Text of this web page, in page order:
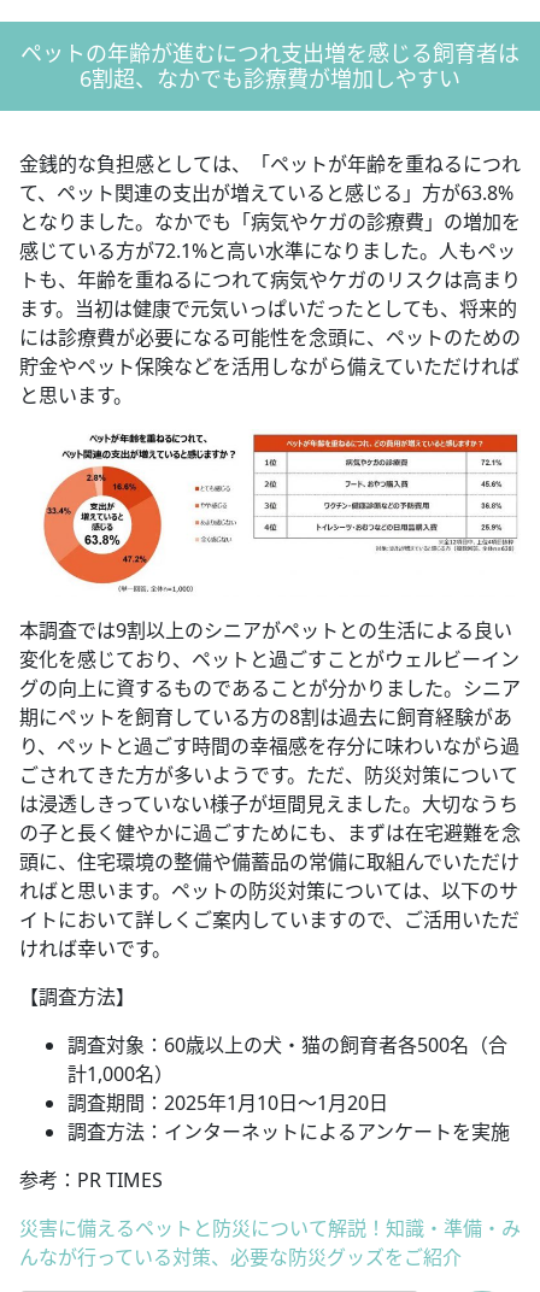
ペットの年齢が進むにつれ支出増を感じる飼育者は
6割超、なかでも診療費が増加しやすい
金銭的な負担感としては、「ペットが年齢を重ねるにつれ
て、ペット関連の支出が増えていると感じる」方が63.8%
となりました。なかでも「病気やケガの診療費」の増加を
感じている方が72.1%と高い水準になりました。人もペッ
トも、年齢を重ねるにつれて病気やケガのリスクは高まり
ます。当初は健康で元気いっぱいだったとしても、将来的
には診療費が必要になる可能性を念頭に、ペットのための
貯金やペット保険などを活用しながら備えていただければ
と思います。
本調査では9割以上のシニアがペットとの生活による良い
変化を感じており、ペットと過ごすことがウェルビーイン
グの向上に資するものであることが分かりました。シニア
期にペットを飼育している方の8割は過去に飼育経験があ
り、ペットと過ごす時間の幸福感を存分に味わいながら過
ごされてきた方が多いようです。ただ、防災対策について
は浸透しきっていない様子が垣間見えました。大切なうち
の子と長く健やかに過ごすためにも、まずは在宅避難を念
頭に、住宅環境の整備や備蓄品の常備に取組んでいただけ
ればと思います。ペットの防災対策については、以下のサ
イトにおいて詳しくご案内していますので、ご活用いただ
ければ幸いです。
【調査方法】
調査対象：60歳以上の犬・猫の飼育者各500名（合
計1,000名）
調査期間：2025年1月10日～1月20日
調査方法：インターネットによるアンケートを実施
参考：PR TIMES
災害に備えるペットと防災について解説！知識・準備・み
んなが行っている対策、必要な防災グッズをご紹介